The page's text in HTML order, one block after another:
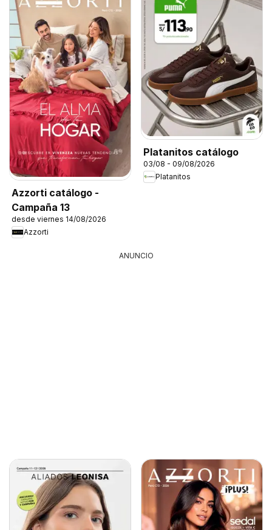
Azzorti catálogo -
Campaña 13
desde viernes 14/08/2026
Azzorti
Platanitos catálogo
03/08 - 09/08/2026
Platanitos
ANUNCIO